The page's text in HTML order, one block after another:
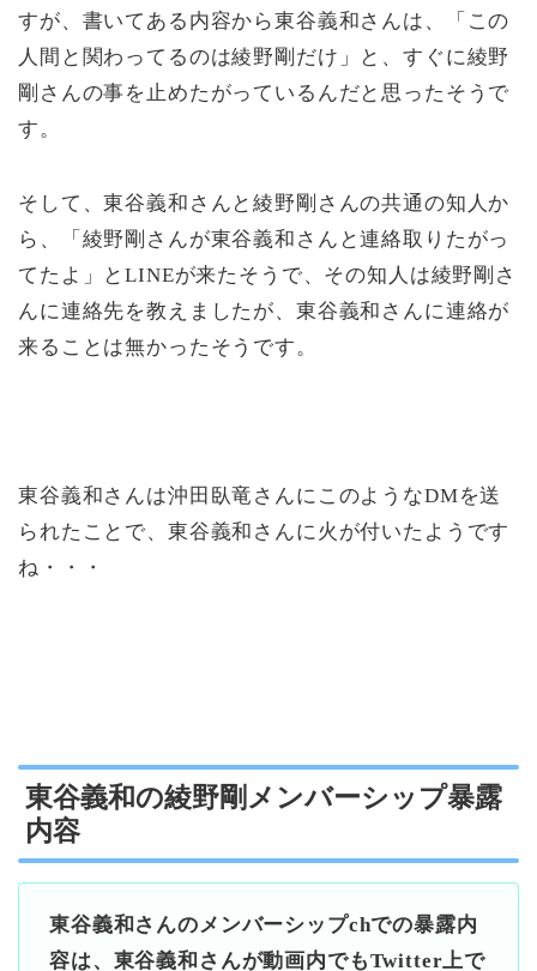
すが、書いてある内容から東谷義和さんは、「この
人間と関わってるのは綾野剛だけ」と、すぐに綾野
剛さんの事を止めたがっているんだと思ったそうで
す。
そして、東谷義和さんと綾野剛さんの共通の知人か
ら、「綾野剛さんが東谷義和さんと連絡取りたがっ
てたよ」とLINEが来たそうで、その知人は綾野剛さ
んに連絡先を教えましたが、東谷義和さんに連絡が
来ることは無かったそうです。
東谷義和さんは沖田臥竜さんにこのようなDMを送
られたことで、東谷義和さんに火が付いたようです
ね・・・
東谷義和の綾野剛メンバーシップ暴露
内容
東谷義和さんのメンバーシップchでの暴露内
容は、東谷義和さんが動画内でもTwitter上で